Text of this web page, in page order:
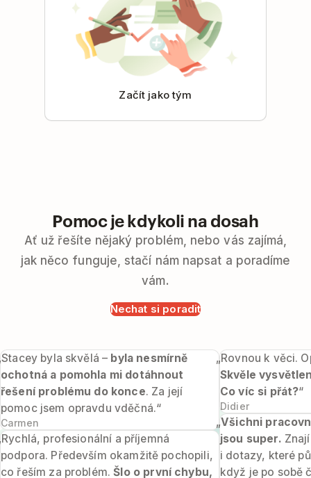
Začít jako tým
Pomoc je kdykoli na dosah
Ať už řešíte nějaký problém, nebo vás zajímá,
jak něco funguje, stačí nám napsat a poradíme
vám.
Nechat si poradit
Carmen
byla skvělá – byla nesmírně
ochotná a pomohla mi dotáhnout
řešení problému do konce. Za její
pomoc jsem opravdu vděčná.“
profesionální a příjemná
podpora. Především okamžitě pochopili,
co řeším za problém.Šlo o první chybu,
Didier
„Rovnou k věci.
Skvěle
Co víc si přát?“
„Všichni
jsou super.
i dotazy, které
když je po sobě